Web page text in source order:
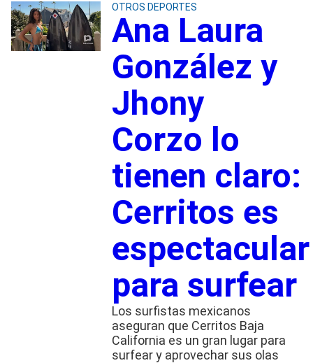
OTROS DEPORTES
Ana Laura
González y
Jhony
Corzo lo
tienen claro:
Cerritos es
espectacular
para surfear
Los surfistas mexicanos
aseguran que Cerritos Baja
California es un gran lugar para
surfear y aprovechar sus olas